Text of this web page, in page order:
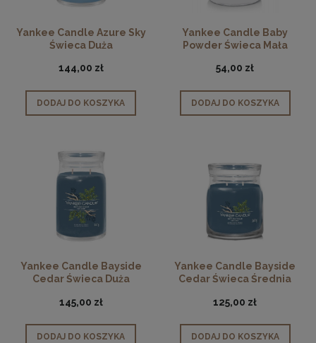
Yankee Candle Azure Sky
Świeca Duża
144,00 zł
DODAJ DO KOSZYKA
Yankee Candle Baby
Powder Świeca Mała
54,00 zł
DODAJ DO KOSZYKA
Yankee Candle Bayside
Cedar Świeca Duża
145,00 zł
DODAJ DO KOSZYKA
Yankee Candle Bayside
Cedar Świeca Średnia
125,00 zł
DODAJ DO KOSZYKA